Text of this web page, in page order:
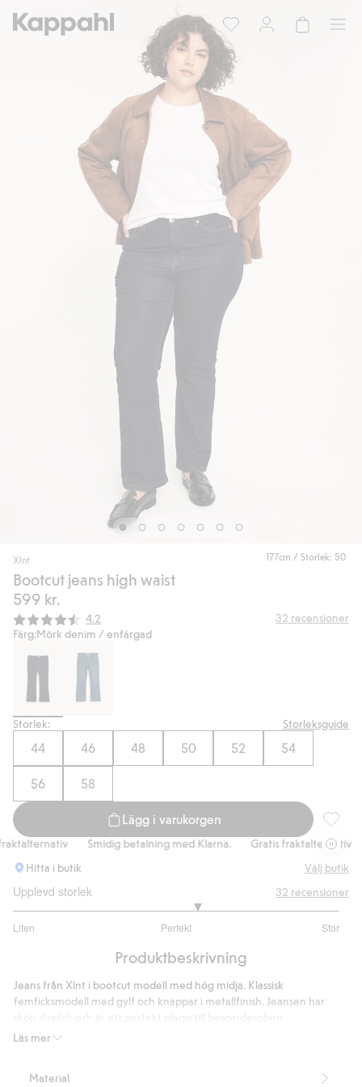
177cm / Storlek: 50
Xlnt
Bootcut jeans high waist
599 kr.
Snittbetyg:
4.2 32 recensioner
Färg:Mörk denim / enfärgad
Storlek: Storleksguide
44 46 48 50 52 54
56 58
Lägg i varukorgen
Smidig betalning med Klarna. Gratis fraktalternativ
Hitta i butik
Välj butik
Upplevd storlek
Liten Perfekt Stor
utav
23
betyg
32 recensioner
Produktbeskrivning
Läs mer
Jeans från Xlnt i bootcut modell med hög midja. Klassisk
femficksmodell med gylf och knappar i metallfinish. Jeansen har
Bootcut
Femficksmodell
Material